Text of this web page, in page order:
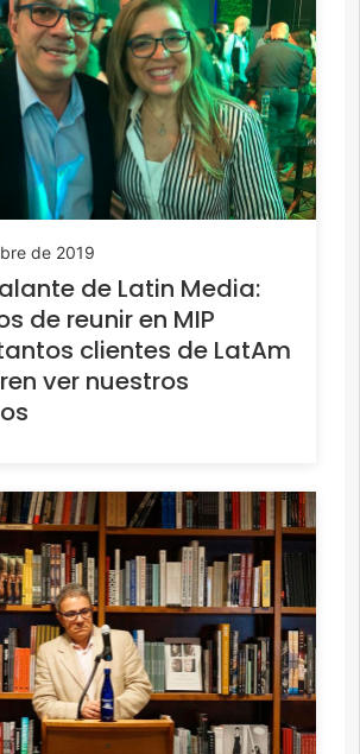
de 2019
de Latin Media:
de reunir en MIP
clientes de LatAm
ver nuestros